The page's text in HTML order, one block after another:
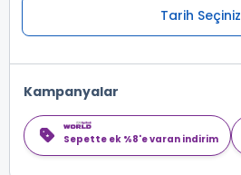
Tarih Seçiniz
Kampanyalar
Sepette ek %8'e varan indirim